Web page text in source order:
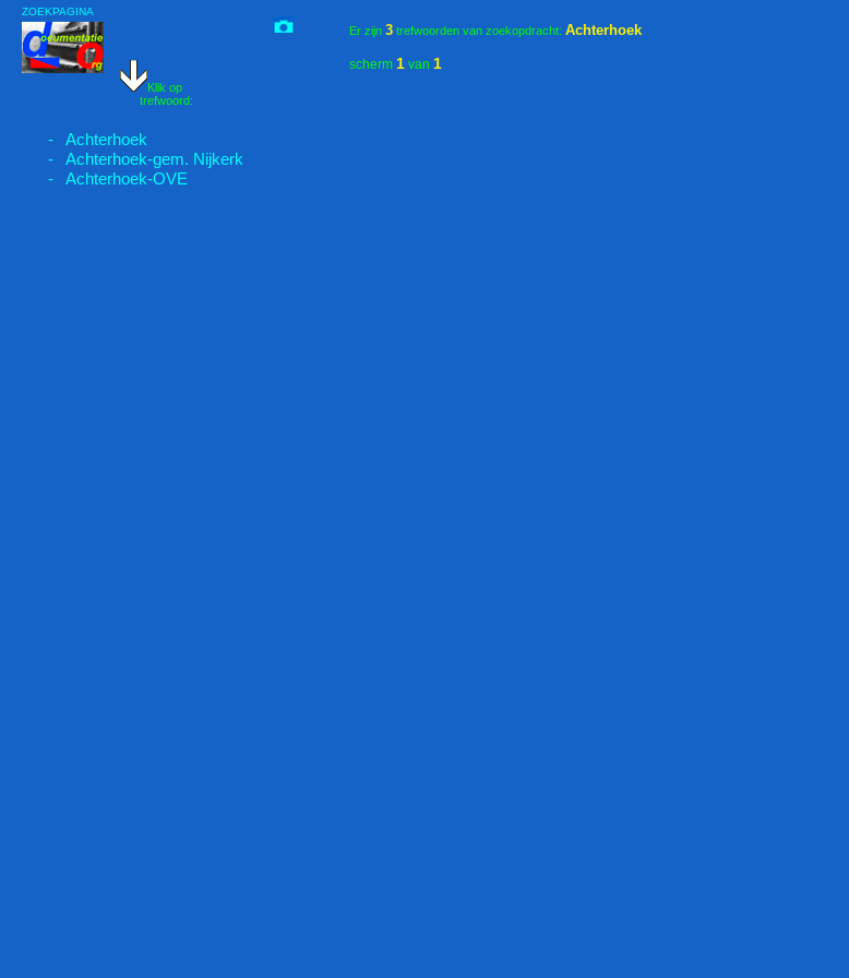
Klik op
trefwoord:
ZOEKPAGINA
- Achterhoek
- Achterhoek-gem. Nijkerk
- Achterhoek-OVE
Er zijn 3 trefwoorden van zoekopdracht: Achterhoek
scherm 1 van 1